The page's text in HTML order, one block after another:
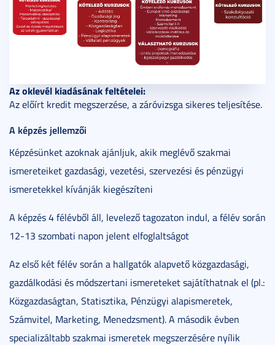
Az oklevél kiadásának feltételei:
Az előírt kredit megszerzése, a záróvizsga sikeres teljesítése.
A képzés jellemzői
Képzésünket azoknak ajánljuk, akik meglévő szakmai
ismereteiket gazdasági, vezetési, szervezési és pénzügyi
ismeretekkel kívánják kiegészíteni
A képzés 4 félévből áll, levelező tagozaton indul, a félév során
12-13 szombati napon jelent elfoglaltságot
Az első két félév során a hallgatók alapvető közgazdasági,
gazdálkodási és módszertani ismereteket sajátíthatnak el (pl.:
Közgazdaságtan, Statisztika, Pénzügyi alapismeretek,
Számvitel, Marketing, Menedzsment). A második évben
specializáltabb szakmai ismeretek megszerzésére nyílik